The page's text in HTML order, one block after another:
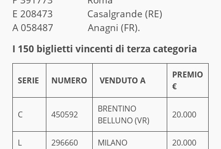
E 208473 Casalgrande (RE)
A 058487 Anagni (FR).
I 150 biglietti vincenti di terza categoria
SERIE NUMERO VENDUTO A
PREMIO
€
C 450592
BRENTINO
BELLUNO (VR)
20.000
L 296660 MILANO 20.000